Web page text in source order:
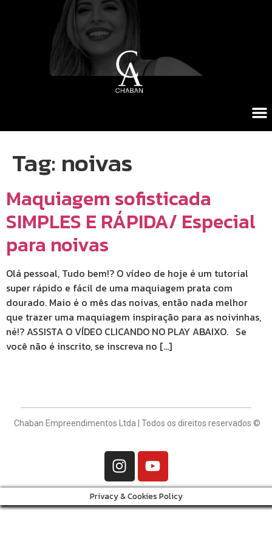
Tag: noivas
Maquiagem sofisticada
SIMPLES E RÁPIDA/ Especial
para noivas
Olá pessoal, Tudo bem!? O vídeo de hoje é um tutorial
super rápido e fácil de uma maquiagem prata com
dourado. Maio é o mês das noivas, então nada melhor
que trazer uma maquiagem inspiração para as noivinhas,
né!? ASSISTA O VÍDEO CLICANDO NO PLAY ABAIXO. Se
você não é inscrito, se inscreva no […]
Chaban Empreendimentos Ltda | Todos os direitos reservados ©
Privacy & Cookies Policy